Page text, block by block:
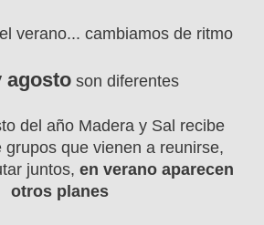
verano... cambiamos de ritmo
agosto son diferentes
del año Madera y Sal recibe
grupos que vienen a reunirse,
juntos, en verano aparecen
otros planes